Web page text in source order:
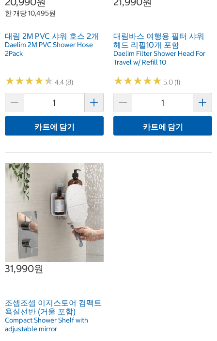
한 개당 10,495원
대림 2M PVC 샤워 호스 2개
Daelim 2M PVC Shower Hose
2Pack
★★★★★
★★★★★ 4.4 (8)
카트에 담기
대림바스 여행용 필터 샤워
헤드 리필10개 포함
Daelim Filter Shower Head For
Travel w/ Refill 10
★★★★★
★★★★★ 5.0 (1)
카트에 담기
31,990원
조셉조셉 이지스토어 컴팩트
욕실선반 (거울 포함)
Compact Shower Shelf with
adjustable mirror